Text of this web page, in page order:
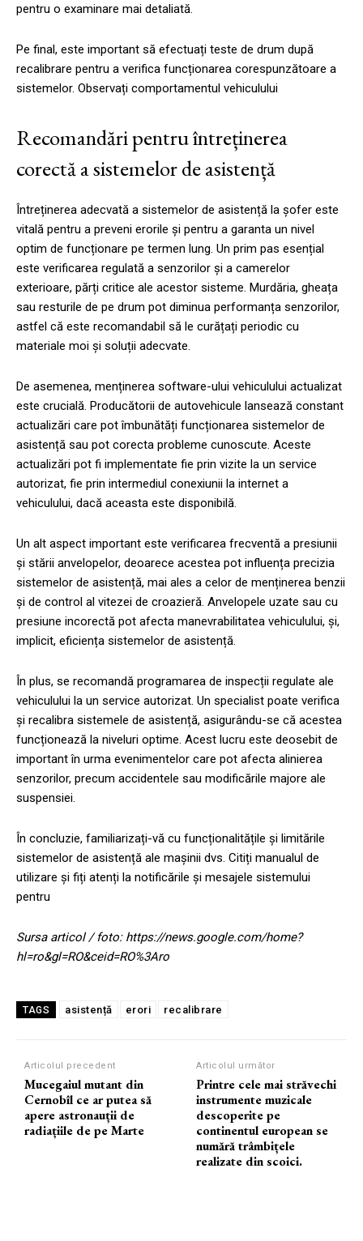
pentru o examinare mai detaliată.
Pe final, este important să efectuați teste de drum după
recalibrare pentru a verifica funcționarea corespunzătoare a
sistemelor. Observați comportamentul vehiculului
Recomandări pentru întreținerea
corectă a sistemelor de asistență
Întreținerea adecvată a sistemelor de asistență la șofer este
vitală pentru a preveni erorile și pentru a garanta un nivel
optim de funcționare pe termen lung. Un prim pas esențial
este verificarea regulată a senzorilor și a camerelor
exterioare, părți critice ale acestor sisteme. Murdăria, gheața
sau resturile de pe drum pot diminua performanța senzorilor,
astfel că este recomandabil să le curățați periodic cu
materiale moi și soluții adecvate.
De asemenea, menținerea software-ului vehiculului actualizat
este crucială. Producătorii de autovehicule lansează constant
actualizări care pot îmbunătăți funcționarea sistemelor de
asistență sau pot corecta probleme cunoscute. Aceste
actualizări pot fi implementate fie prin vizite la un service
autorizat, fie prin intermediul conexiunii la internet a
vehiculului, dacă aceasta este disponibilă.
Un alt aspect important este verificarea frecventă a presiunii
și stării anvelopelor, deoarece acestea pot influența precizia
sistemelor de asistență, mai ales a celor de menținerea benzii
și de control al vitezei de croazieră. Anvelopele uzate sau cu
presiune incorectă pot afecta manevrabilitatea vehiculului, și,
implicit, eficiența sistemelor de asistență.
În plus, se recomandă programarea de inspecții regulate ale
vehiculului la un service autorizat. Un specialist poate verifica
și recalibra sistemele de asistență, asigurându-se că acestea
funcționează la niveluri optime. Acest lucru este deosebit de
important în urma evenimentelor care pot afecta alinierea
senzorilor, precum accidentele sau modificările majore ale
suspensiei.
În concluzie, familiarizați-vă cu funcționalitățile și limitările
sistemelor de asistență ale mașinii dvs. Citiți manualul de
utilizare și fiți atenți la notificările și mesajele sistemului
pentru
Sursa articol / foto: https://news.google.com/home?
hl=ro&gl=RO&ceid=RO%3Aro
TAGS asistență erori recalibrare
Articolul precedent
Mucegaiul mutant din
Cernobîl ce ar putea să
apere astronauții de
radiațiile de pe Marte
Articolul următor
Printre cele mai străvechi
instrumente muzicale
descoperite pe
continentul european se
numără trâmbițele
realizate din scoici.